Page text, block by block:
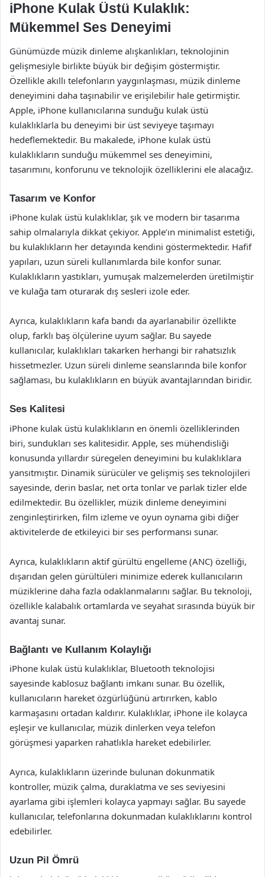
iPhone Kulak Üstü Kulaklık:
Mükemmel Ses Deneyimi
Günümüzde müzik dinleme alışkanlıkları, teknolojinin
gelişmesiyle birlikte büyük bir değişim göstermiştir.
Özellikle akıllı telefonların yaygınlaşması, müzik dinleme
deneyimini daha taşınabilir ve erişilebilir hale getirmiştir.
Apple, iPhone kullanıcılarına sunduğu kulak üstü
kulaklıklarla bu deneyimi bir üst seviyeye taşımayı
hedeflemektedir. Bu makalede, iPhone kulak üstü
kulaklıkların sunduğu mükemmel ses deneyimini,
tasarımını, konforunu ve teknolojik özelliklerini ele alacağız.
Tasarım ve Konfor
iPhone kulak üstü kulaklıklar, şık ve modern bir tasarıma
sahip olmalarıyla dikkat çekiyor. Apple’ın minimalist estetiği,
bu kulaklıkların her detayında kendini göstermektedir. Hafif
yapıları, uzun süreli kullanımlarda bile konfor sunar.
Kulaklıkların yastıkları, yumuşak malzemelerden üretilmiştir
ve kulağa tam oturarak dış sesleri izole eder.
Ayrıca, kulaklıkların kafa bandı da ayarlanabilir özellikte
olup, farklı baş ölçülerine uyum sağlar. Bu sayede
kullanıcılar, kulaklıkları takarken herhangi bir rahatsızlık
hissetmezler. Uzun süreli dinleme seanslarında bile konfor
sağlaması, bu kulaklıkların en büyük avantajlarından biridir.
Ses Kalitesi
iPhone kulak üstü kulaklıkların en önemli özelliklerinden
biri, sundukları ses kalitesidir. Apple, ses mühendisliği
konusunda yıllardır süregelen deneyimini bu kulaklıklara
yansıtmıştır. Dinamik sürücüler ve gelişmiş ses teknolojileri
sayesinde, derin baslar, net orta tonlar ve parlak tizler elde
edilmektedir. Bu özellikler, müzik dinleme deneyimini
zenginleştirirken, film izleme ve oyun oynama gibi diğer
aktivitelerde de etkileyici bir ses performansı sunar.
Ayrıca, kulaklıkların aktif gürültü engelleme (ANC) özelliği,
dışarıdan gelen gürültüleri minimize ederek kullanıcıların
müziklerine daha fazla odaklanmalarını sağlar. Bu teknoloji,
özellikle kalabalık ortamlarda ve seyahat sırasında büyük bir
avantaj sunar.
Bağlantı ve Kullanım Kolaylığı
iPhone kulak üstü kulaklıklar, Bluetooth teknolojisi
sayesinde kablosuz bağlantı imkanı sunar. Bu özellik,
kullanıcıların hareket özgürlüğünü artırırken, kablo
karmaşasını ortadan kaldırır. Kulaklıklar, iPhone ile kolayca
eşleşir ve kullanıcılar, müzik dinlerken veya telefon
görüşmesi yaparken rahatlıkla hareket edebilirler.
Ayrıca, kulaklıkların üzerinde bulunan dokunmatik
kontroller, müzik çalma, duraklatma ve ses seviyesini
ayarlama gibi işlemleri kolayca yapmayı sağlar. Bu sayede
kullanıcılar, telefonlarına dokunmadan kulaklıklarını kontrol
edebilirler.
Uzun Pil Ömrü